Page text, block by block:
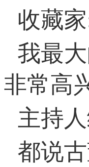
收藏
我最
非常高
主持
都说